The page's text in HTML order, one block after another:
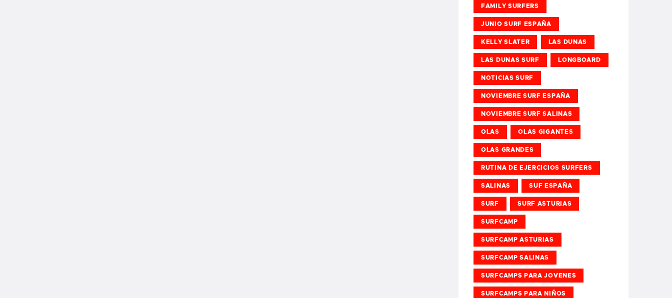
FAMILY SURFERS
JUNIO SURF ESPAÑA
KELLY SLATER LAS DUNAS
LAS DUNAS SURF LONGBOARD
NOTICIAS SURF
NOVIEMBRE SURF ESPAÑA
NOVIEMBRE SURF SALINAS
OLAS OLAS GIGANTES
OLAS GRANDES
RUTINA DE EJERCICIOS SURFERS
SALINAS SUF ESPAÑA
SURF SURF ASTURIAS
SURFCAMP
SURFCAMP ASTURIAS
SURFCAMP SALINAS
SURFCAMPS PARA JOVENES
SURFCAMPS PARA NIÑOS